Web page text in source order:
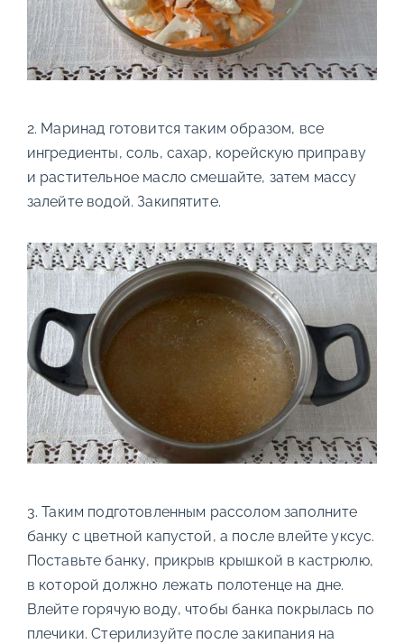
2. Маринад готовится таким образом, все
ингредиенты, соль, сахар, корейскую приправу
и растительное масло смешайте, затем массу
залейте водой. Закипятите.
3. Таким подготовленным рассолом заполните
банку с цветной капустой, а после влейте уксус.
Поставьте банку, прикрыв крышкой в кастрюлю,
в которой должно лежать полотенце на дне.
Влейте горячую воду, чтобы банка покрылась по
плечики. Стерилизуйте после закипания на